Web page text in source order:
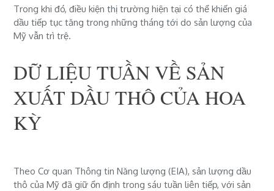
Trong khi đó, điều kiện thị trường hiện tại có thể khiến giá
dầu tiếp tục tăng trong những tháng tới do sản lượng của
Mỹ vẫn trì trệ.
DỮ LIỆU TUẦN VỀ SẢN
XUẤT DẦU THÔ CỦA HOA
KỲ
Theo Cơ quan Thông tin Năng lượng (EIA), sản lượng dầu
thô của Mỹ đã giữ ổn định trong sáu tuần liên tiếp, với sản